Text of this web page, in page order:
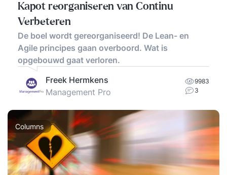
Kapot reorganiseren van Continu
Verbeteren
De boel wordt gereorganiseerd! De Lean- en
Agile principes gaan overboord. Wat is
opgebouwd gaat verloren.
Freek Hermkens
Management Pro
9983
3
Columns